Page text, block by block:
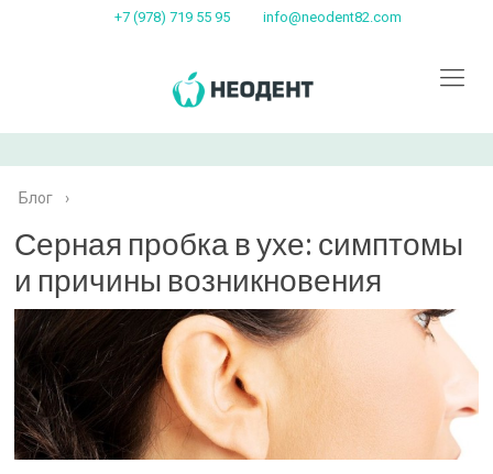
+7 (978) 719 55 95 info@neodent82.com
Блог ›
Серная пробка в ухе: симптомы
и причины возникновения